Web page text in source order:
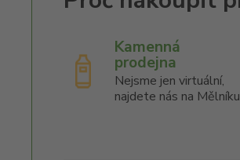
Kamenná
prodejna
Nejsme jen virtuální,
najdete nás na Mělníku